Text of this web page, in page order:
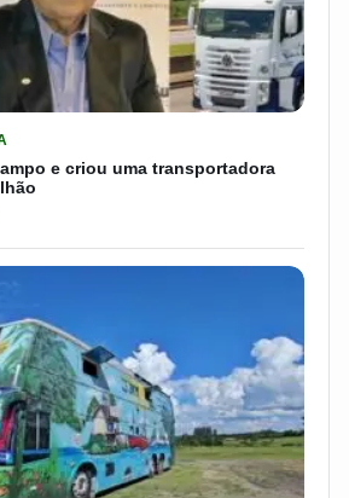
e criou uma transportadora